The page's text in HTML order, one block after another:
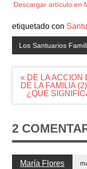
Descargar artículo en
etiquetado con
Los Santuarios
Navegación
de
entradas
« DE LA ACCION
DE LA FAMILIA (2)
¿QUÉ
2
María Flores